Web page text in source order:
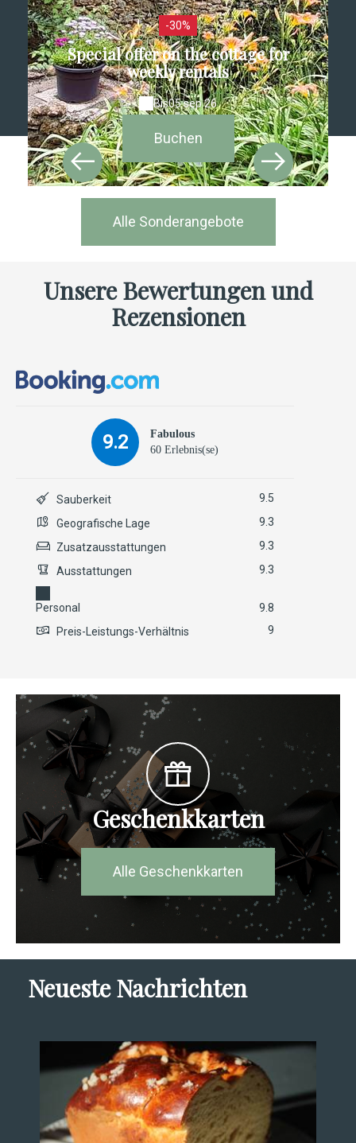
-30%
Special offer on the cottage for
weekly rentals
Bis05 sep 26
Buchen
Alle Sonderangebote
Unsere Bewertungen und
Rezensionen
9.2
Fabulous
60 Erlebnis(se)
Sauberkeit
9.5
Geografische Lage
9.3
Zusatzausstattungen
9.3
Ausstattungen
9.3
Personal
9.8
Preis-Leistungs-Verhältnis
9
Geschenkkarten
Alle Geschenkkarten
Neueste Nachrichten